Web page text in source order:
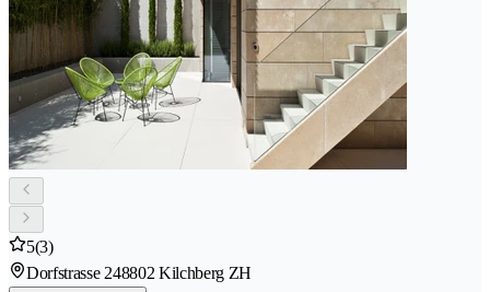
5(3)
Dorfstrasse 248802 Kilchberg ZH